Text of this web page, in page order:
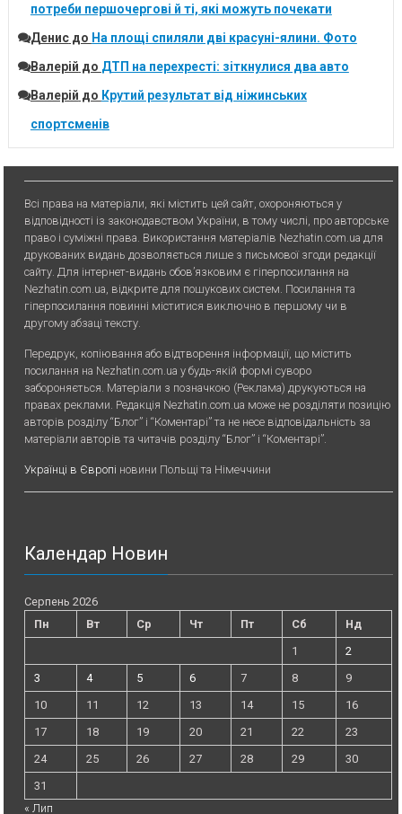
потреби першочергові й ті, які можуть почекати
Денисдо На площі спиляли дві красуні-ялини. Фото
Валерій до ДТП на перехресті: зіткнулися два авто
Валерій до Крутий результат від ніжинських
спортсменів
Всі права на матеріали, які містить цей сайт, охороняються у
відповідності із законодавством України, в тому числі, про авторське
право і суміжні права. Використання матерiалiв Nezhatin.com.ua для
друкованих видань дозволяється лише з письмової згоди редакції
сайту. Для iнтернет-видань обов’язковим є гiперпосилання на
Nezhatin.com.ua, відкрите для пошукових систем. Посилання та
гіперпосилання повинні міститися виключно в першому чи в
другому абзаці тексту.
Передрук, копiювання або вiдтворення iнформацiї, що мiстить
посилання на Nezhatin.com.ua у будь-якiй формi суворо
забороняється. Матеріали з позначкою (Реклама) друкуються на
правах реклами. Редакція Nezhatin.com.ua може не розділяти позицію
авторів розділу “Блог” і “Коментарі” та не несе відповідальність за
матеріали авторів та читачів розділу “Блог” і “Коментарі”.
Українці в Європі новини Польщі та Німеччини
Календар Новин
Серпень 2026
Пн
Вт Ср Чт Пт Сб
Нд
1
2
3
4 5 6 7 8
9
10
11 12 13 14 15
16
17
18 19 20 21 22
23
24
25 26 27 28 29
30
31
« Лип